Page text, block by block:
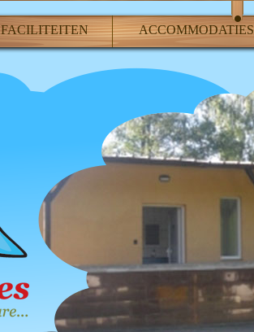
FACILITEITEN ACCOMMODATIES